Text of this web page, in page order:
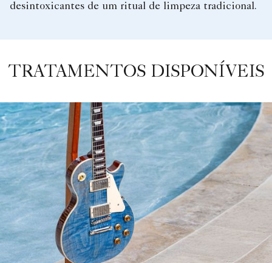
desintoxicantes de um ritual de limpeza tradicional.
TRATAMENTOS DISPONÍVEIS